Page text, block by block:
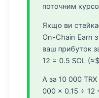
поточним
Якщо ви
On-Chain Earn
ваш прибуток
12 = 0.5 SOL
А за 10 000
000 × 0.15 ÷ 12